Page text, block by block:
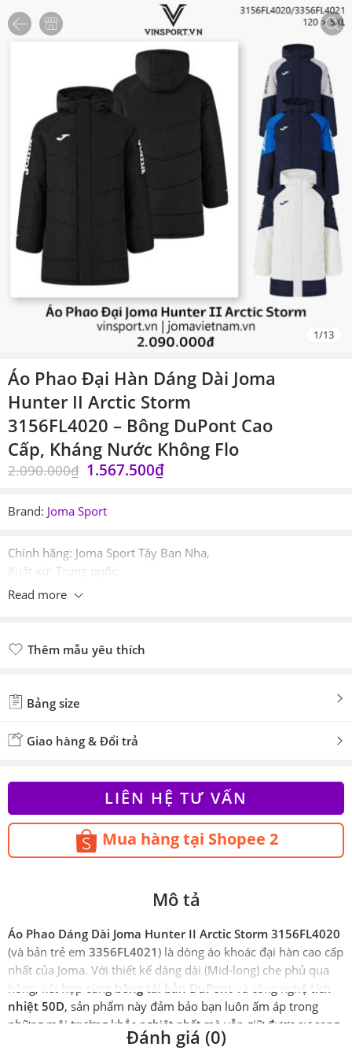
1/13
Áo Phao Đại Hàn Dáng Dài Joma
Hunter II Arctic Storm
3156FL4020 – Bông DuPont Cao
Cấp, Kháng Nước Không Flo
2.090.000₫ 1.567.500₫
Brand: Joma Sport
Chính hãng: Joma Sport Tây Ban Nha,
Xuất xứ: Trung quốc,
Nhập khẩu: Pre-order tuỳ theo công ty Logistic nhận đơn,
Read more
Thêm mẫu yêu thích
Bảng size
Giao hàng & Đổi trả
LIÊN HỆ TƯ VẤN
Mua hàng tại Shopee 2
Mô tả
Áo Phao Dáng Dài Joma Hunter II Arctic Storm 3156FL4020
(và bản trẻ em 3356FL4021) là dòng áo khoác đại hàn cao cấp
nhất của Joma. Với thiết kế dáng dài (Mid-long) che phủ qua
hông, kết hợp cùng bông tái bản DuPont và công nghệ tích
nhiệt 50D, sản phẩm này đảm bảo bạn luôn ấm áp trong
những môi trường khắc nghiệt nhất mà vẫn giữ được sự sang
Đánh giá (0)